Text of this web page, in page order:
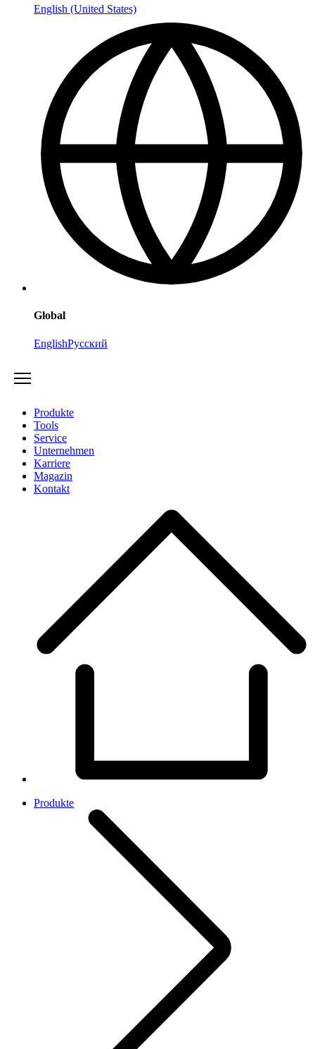
English (United States)
Global
EnglishРусский
Produkte
Tools
Service
Unternehmen
Karriere
Magazin
Kontakt
Produkte